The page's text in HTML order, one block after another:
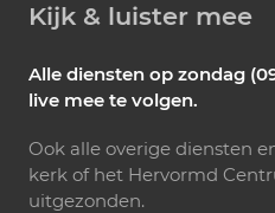
Kijk & luister mee
Alle diensten op zondag
live mee te volgen.
Ook alle overige diensten
kerk of het Hervormd
uitgezonden.